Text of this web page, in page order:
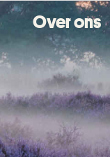
Over ons